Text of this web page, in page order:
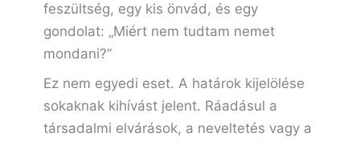
feszültség, egy kis önvád, és egy
gondolat: „Miért nem tudtam nemet
mondani?”
Ez nem egyedi eset. A határok kijelölése
sokaknak kihívást jelent. Ráadásul a
társadalmi elvárások, a neveltetés vagy a